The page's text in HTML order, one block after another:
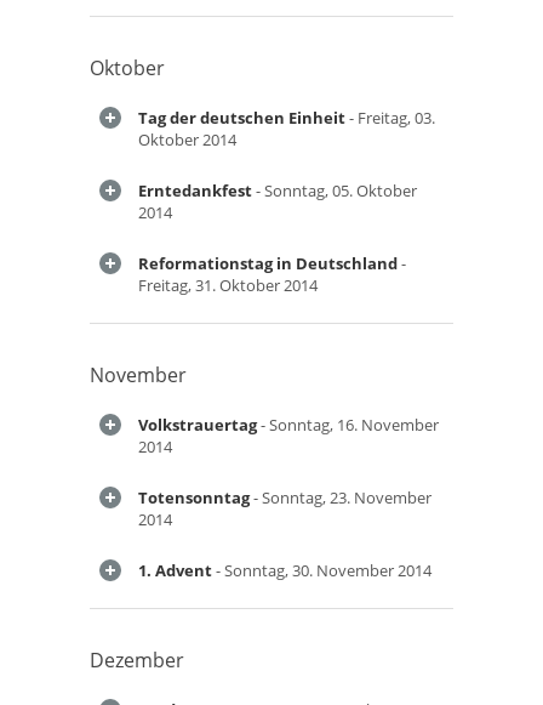
Oktober
Tag der deutschen Einheit- Freitag, 03.
Oktober 2014
Erntedankfest- Sonntag, 05. Oktober
2014
Reformationstag in Deutschland-
Freitag, 31. Oktober 2014
November
Volkstrauertag- Sonntag, 16. November
2014
Totensonntag- Sonntag, 23. November
2014
1. Advent- Sonntag, 30. November 2014
Dezember